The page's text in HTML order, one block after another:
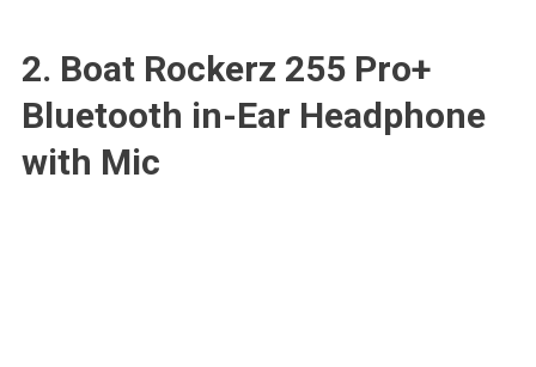
2. Boat Rockerz 255 Pro+
Bluetooth in-Ear Headphone
with Mic